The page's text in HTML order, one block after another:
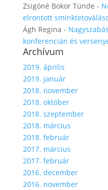
Zsigóné Bokor Tünde -
elrontott
Ágh Regina -
konferencián és
Archívum
2019. április
2019. január
2018. november
2018. október
2018. szeptember
2018. március
2018. február
2017. március
2017. február
2016. december
2016. november